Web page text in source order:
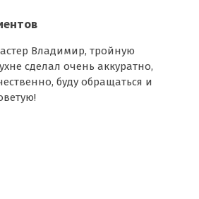
Владимир, тройную
сделал очень аккуратно,
буду обращаться и